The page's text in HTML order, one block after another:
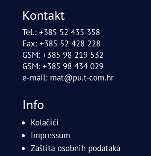
Kontakt
Tel.: +385 52 435 358
Fax: +385 52 428 228
GSM: +385 98 219 532
GSM: +385 98 434 029
e-mail: mat@pu.t-com.hr
Info
Kolačići
Impressum
Zaštita osobnih podataka